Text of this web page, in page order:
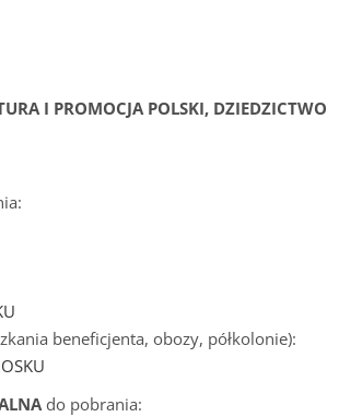
I PROMOCJA POLSKI, DZIEDZICTWO
beneficjenta, obozy, półkolonie):
do pobrania: